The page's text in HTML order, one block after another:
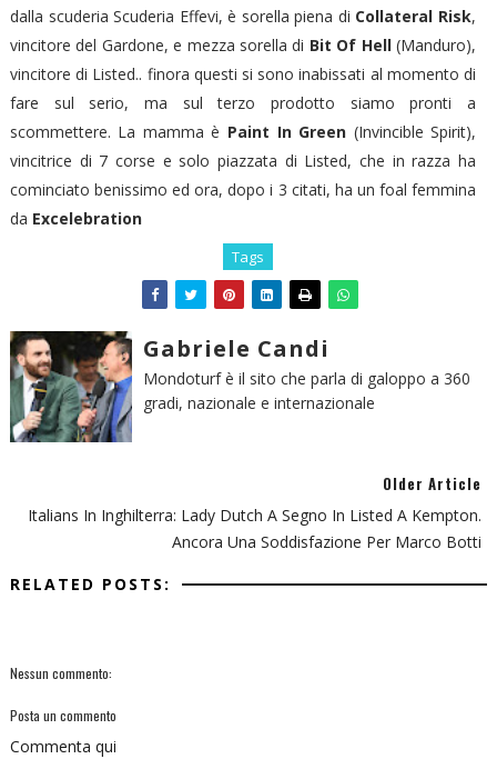
dalla scuderia Scuderia Effevi, è sorella piena di Collateral Risk,
vincitore del Gardone, e mezza sorella di Bit Of Hell(Manduro),
vincitore di Listed.. finora questi si sono inabissati al momento di
fare sul serio, ma sul terzo prodotto siamo pronti a
scommettere. La mamma è Paint In Green (Invincible Spirit),
vincitrice di 7 corse e solo piazzata di Listed, che in razza ha
cominciato benissimo ed ora, dopo i 3 citati, ha un foal femmina
da Excelebration
Tags
Gabriele Candi
Mondoturf è il sito che parla di galoppo a 360
gradi, nazionale e internazionale
Older Article
Italians In Inghilterra: Lady Dutch A Segno In Listed A Kempton.
Ancora Una Soddisfazione Per Marco Botti
RELATED POSTS:
Nessun commento:
Posta un commento
Commenta qui